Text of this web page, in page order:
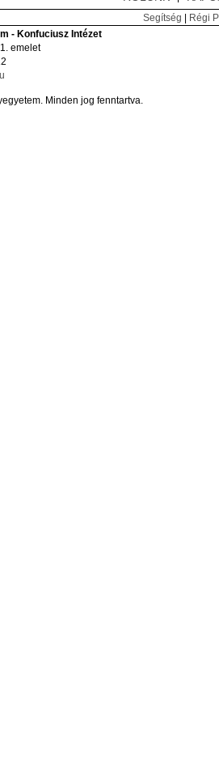
Segítség | Régi
- Konfuciusz Intézet
emelet
Minden jog fenntartva.